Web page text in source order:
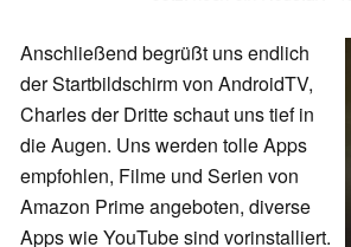
Anschließend begrüßt uns endlich
der Startbildschirm von AndroidTV,
Charles der Dritte schaut uns tief in
die Augen. Uns werden tolle Apps
empfohlen, Filme und Serien von
Amazon Prime angeboten, diverse
Apps wie YouTube sind vorinstalliert.